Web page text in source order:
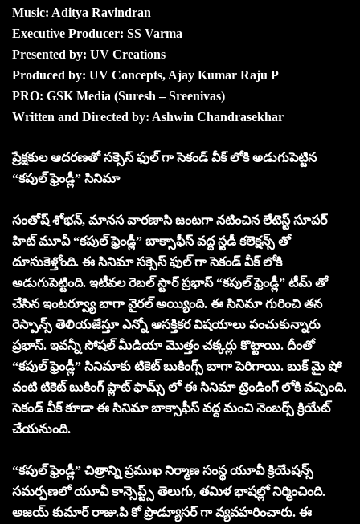
Music: Aditya Ravindran
Executive Producer: SS Varma
Presented by: UV Creations
Produced by: UV Concepts, Ajay Kumar Raju P
PRO: GSK Media (Suresh – Sreenivas)
Written and Directed by: Ashwin Chandrasekhar
ప్రేక్షకుల ఆదరణతో సక్సెస్ ఫుల్ గా సెకండ్ వీక్ లోకి అడుగుపెట్టిన
“కపుల్ ఫ్రెండ్లీ” సినిమా
సంతోష్ శోభన్, మానస వారణాసి జంటగా నటించిన లేటెస్ట్ సూపర్
హిట్ మూవీ “కపుల్ ఫ్రెండ్లీ” బాక్సాఫీస్ వద్ద స్టడీ కలెక్షన్స్ తో
దూసుకెళ్తోంది. ఈ సినిమా సక్సెస్ ఫుల్ గా సెకండ్ వీక్ లోకి
అడుగుపెట్టింది. ఇటీవల రెబల్ స్టార్ ప్రభాస్ “కపుల్ ఫ్రెండ్లీ” టీమ్ తో
చేసిన ఇంటర్వ్యూ బాగా వైరల్ అయ్యింది. ఈ సినిమా గురించి తన
రెస్పాన్స్ తెలియజేస్తూ ఎన్నో ఆసక్తికర విషయాలు పంచుకున్నారు
ప్రభాస్. ఇవన్నీ సోషల్ మీడియా మొత్తం చక్కర్లు కొట్టాయి. దీంతో
“కపుల్ ఫ్రెండ్లీ” సినిమాకు టికెట్ బుకింగ్స్ బాగా పెరిగాయి. బుక్ మై షో
వంటి టికెట్ బుకింగ్ ప్లాట్ ఫామ్స్ లో ఈ సినిమా ట్రెండింగ్ లోకి వచ్చింది.
సెకండ్ వీక్ కూడా ఈ సినిమా బాక్సాఫీస్ వద్ద మంచి నెంబర్స్ క్రియేట్
చేయనుంది.
“కపుల్ ఫ్రెండ్లీ” చిత్రాన్ని ప్రముఖ నిర్మాణ సంస్థ యూవీ క్రియేషన్స్
సమర్పణలో యూవీ కాన్సెప్ట్స్ తెలుగు, తమిళ భాషల్లో నిర్మించింది.
అజయ్ కుమార్ రాజు.పి కో ప్రొడ్యూసర్ గా వ్యవహరించారు. ఈ